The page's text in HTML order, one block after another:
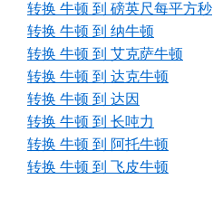
转换 牛顿 到 磅英尺每平方秒
转换 牛顿 到 纳牛顿
转换 牛顿 到 艾克萨牛顿
转换 牛顿 到 达克牛顿
转换 牛顿 到 达因
转换 牛顿 到 长吨力
转换 牛顿 到 阿托牛顿
转换 牛顿 到 飞皮牛顿